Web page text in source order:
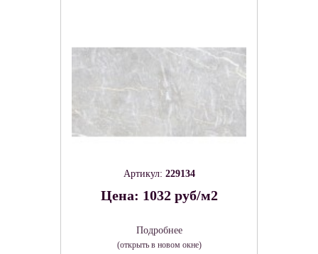
Артикул: 229134
Цена: 1032 руб/м2
Подробнее
(открыть в новом окне)